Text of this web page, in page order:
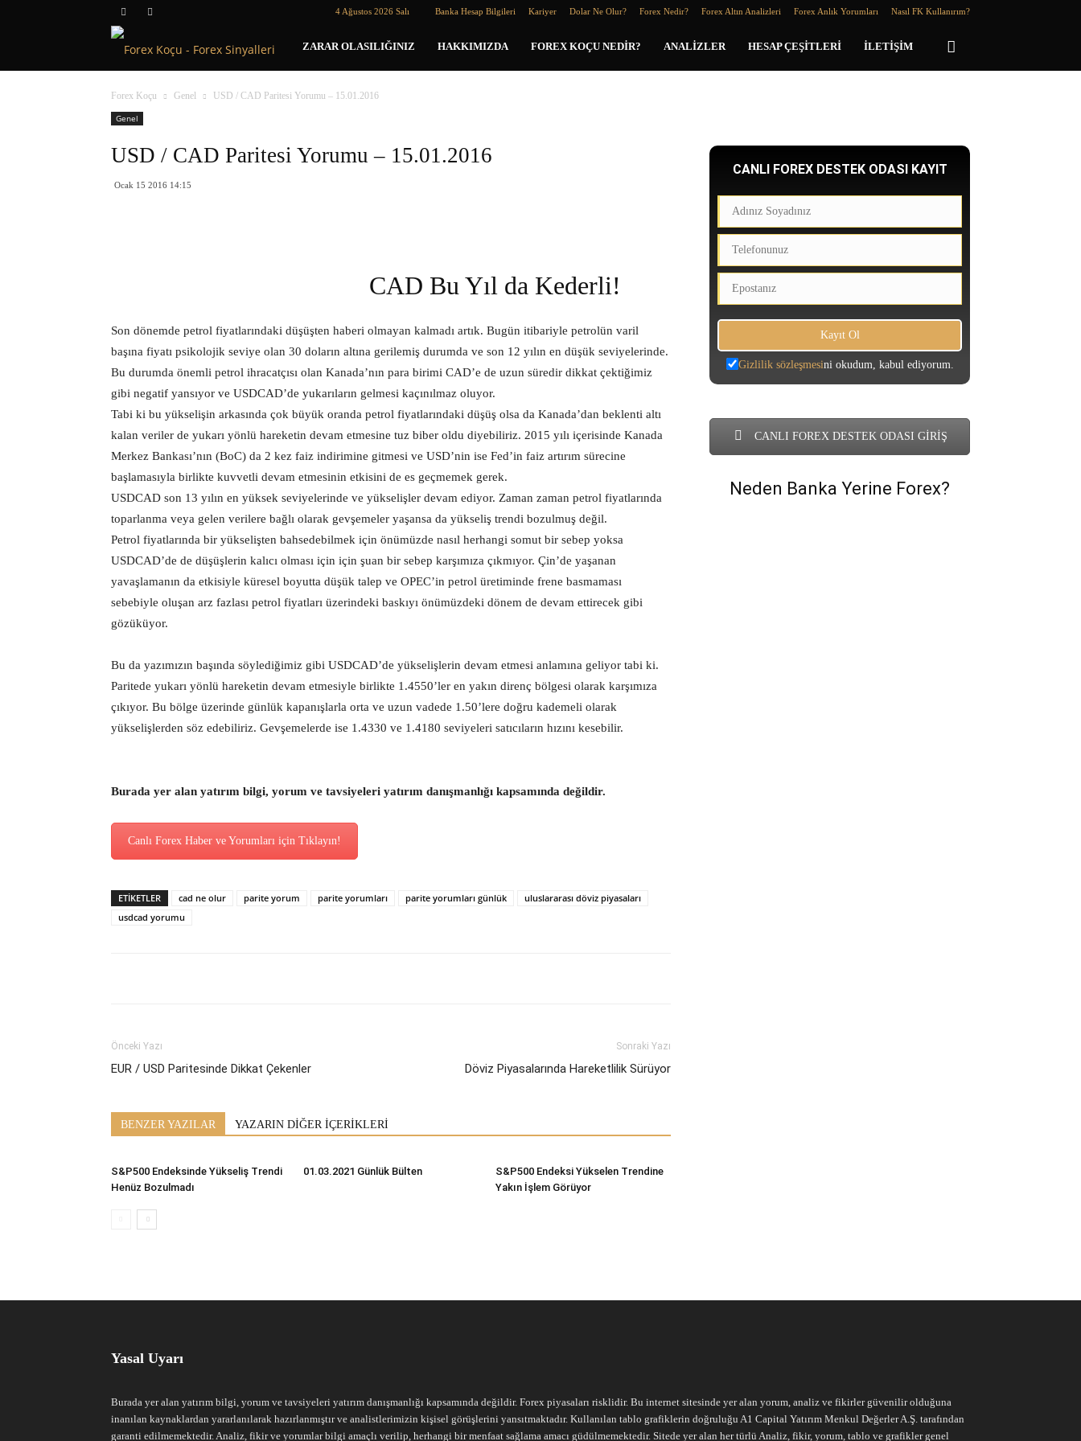
4 Ağustos 2026 Salı Banka Hesap Bilgileri Kariyer Dolar Ne Olur? Forex Nedir? Forex Altın Analizleri Forex Anlık Yorumları Nasıl FK Kullanırım?
Forex
Koçu
ZARAR OLASILIĞINIZ HAKKIMIZDA FOREX KOÇU NEDIR? ANALIZLER HESAP ÇEŞITLERI İLETIŞIM
Forex Koçu Genel
USD / CAD Paritesi Yorumu – 15.01.2016
Genel
USD / CAD Paritesi Yorumu – 15.01.2016
Ocak 15 2016 14:15
CAD Bu Yıl da Kederli!
Son dönemde petrol fiyatlarındaki düşüşten haberi olmayan kalmadı artık. Bugün itibariyle petrolün varil
başına fiyatı psikolojik seviye olan 30 doların altına gerilemiş durumda ve son 12 yılın en düşük seviyelerinde.
Bu durumda önemli petrol ihracatçısı olan Kanada’nın para birimi CAD’e de uzun süredir dikkat çektiğimiz
gibi negatif yansıyor ve USDCAD’de yukarıların gelmesi kaçınılmaz oluyor.
Tabi ki bu yükselişin arkasında çok büyük oranda petrol fiyatlarındaki düşüş olsa da Kanada’dan beklenti altı
kalan veriler de yukarı yönlü hareketin devam etmesine tuz biber oldu diyebiliriz. 2015 yılı içerisinde Kanada
Merkez Bankası’nın (BoC) da 2 kez faiz indirimine gitmesi ve USD’nin ise Fed’in faiz artırım sürecine
başlamasıyla birlikte kuvvetli devam etmesinin etkisini de es geçmemek gerek.
USDCAD son 13 yılın en yüksek seviyelerinde ve yükselişler devam ediyor. Zaman zaman petrol fiyatlarında
toparlanma veya gelen verilere bağlı olarak gevşemeler yaşansa da yükseliş trendi bozulmuş değil.
Petrol fiyatlarında bir yükselişten bahsedebilmek için önümüzde nasıl herhangi somut bir sebep yoksa
USDCAD’de de düşüşlerin kalıcı olması için için şuan bir sebep karşımıza çıkmıyor. Çin’de yaşanan
yavaşlamanın da etkisiyle küresel boyutta düşük talep ve OPEC’in petrol üretiminde frene basmaması
sebebiyle oluşan arz fazlası petrol fiyatları üzerindeki baskıyı önümüzdeki dönem de devam ettirecek gibi
gözüküyor.
Bu da yazımızın başında söylediğimiz gibi USDCAD’de yükselişlerin devam etmesi anlamına geliyor tabi ki.
Paritede yukarı yönlü hareketin devam etmesiyle birlikte 1.4550’ler en yakın direnç bölgesi olarak karşımıza
çıkıyor. Bu bölge üzerinde günlük kapanışlarla orta ve uzun vadede 1.50’lere doğru kademeli olarak
yükselişlerden söz edebiliriz. Gevşemelerde ise 1.4330 ve 1.4180 seviyeleri satıcıların hızını kesebilir.
Burada yer alan yatırım bilgi, yorum ve tavsiyeleri yatırım danışmanlığı kapsamında değildir.
Canlı Forex Haber ve Yorumları için Tıklayın!
ETİKETLER cad ne olur parite yorum parite yorumları parite yorumları günlük
uluslararası döviz piyasaları
usdcad yorumu
Önceki Yazı
EUR / USD Paritesinde Dikkat Çekenler
Sonraki Yazı
Döviz Piyasalarında Hareketlilik Sürüyor
BENZER YAZILAR YAZARIN DİĞER İÇERİKLERİ
S&P500 Endeksinde Yükseliş Trendi
Henüz Bozulmadı
01.03.2021 Günlük Bülten
S&P500 Endeksi Yükselen Trendine
Yakın İşlem Görüyor
CANLI FOREX DESTEK ODASI KAYIT
Gizlilik sözleşmesini okudum, kabul ediyorum.
CANLI FOREX DESTEK ODASI GİRİŞ
Neden Banka Yerine Forex?
Yasal Uyarı
Burada yer alan yatırım bilgi, yorum ve tavsiyeleri yatırım danışmanlığı kapsamında değildir. Forex piyasaları risklidir. Bu internet sitesinde yer alan yorum, analiz ve fikirler güvenilir olduğuna
inanılan kaynaklardan yararlanılarak hazırlanmıştır ve analistlerimizin kişisel görüşlerini yansıtmaktadır. Kullanılan tablo grafiklerin doğruluğu A1 Capital Yatırım Menkul Değerler A.Ş. tarafından
garanti edilmemektedir. Analiz, fikir ve yorumlar bilgi amaçlı verilip, herhangi bir menfaat sağlama amacı güdülmemektedir. Sitede yer alan her türlü Analiz, fikir, yorum, tablo ve grafikler genel